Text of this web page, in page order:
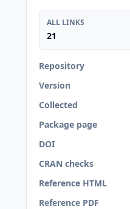
ALL LINKS
21
Repository
Version
Collected
Package page
DOI
CRAN checks
Reference HTML
Reference PDF